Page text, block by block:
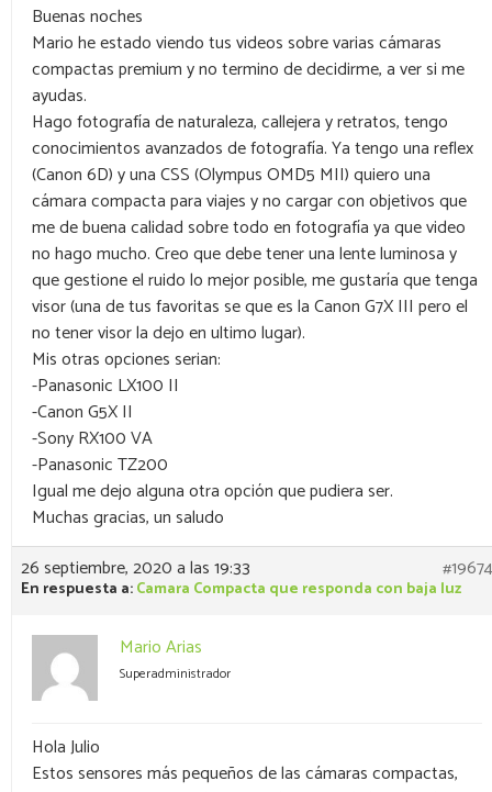
Buenas noches
Mario he estado viendo tus videos sobre varias cámaras
compactas premium y no termino de decidirme, a ver si me
ayudas.
Hago fotografía de naturaleza, callejera y retratos, tengo
conocimientos avanzados de fotografía. Ya tengo una reflex
(Canon 6D) y una CSS (Olympus OMD5 MII) quiero una
cámara compacta para viajes y no cargar con objetivos que
me de buena calidad sobre todo en fotografía ya que video
no hago mucho. Creo que debe tener una lente luminosa y
que gestione el ruido lo mejor posible, me gustaría que tenga
visor (una de tus favoritas se que es la Canon G7X III pero el
no tener visor la dejo en ultimo lugar).
Mis otras opciones serian:
-Panasonic LX100 II
-Canon G5X II
-Sony RX100 VA
-Panasonic TZ200
Igual me dejo alguna otra opción que pudiera ser.
Muchas gracias, un saludo
26 septiembre, 2020 a las 19:33
#19674
En respuesta a:Camara Compacta que responda con baja luz
Mario Arias
Superadministrador
Hola Julio
Estos sensores más pequeños de las cámaras compactas,